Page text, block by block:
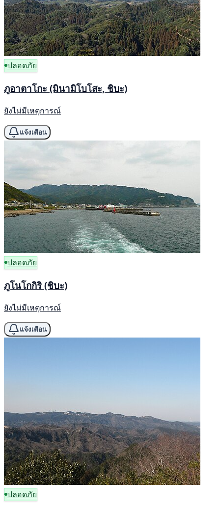
ปลอดภัย
ภูอาตาโกะ (มินามิโบโสะ, ชิบะ)
ยังไม่มีเหตุการณ์
แจ้งเตือน
ปลอดภัย
ภูโนโกกิริ (ชิบะ)
ยังไม่มีเหตุการณ์
แจ้งเตือน
ปลอดภัย